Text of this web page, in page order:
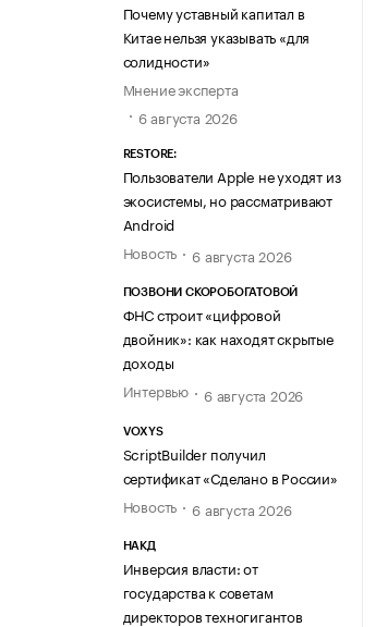
Почему уставный капитал в
Китае нельзя указывать «для
солидности»
Мнение эксперта
6 августа 2026
RESTORE:
Пользователи Apple не уходят из
экосистемы, но рассматривают
Android
Новость
6 августа 2026
ПОЗВОНИ СКОРОБОГАТОВОЙ
ФНС строит «цифровой
двойник»: как находят скрытые
доходы
Интервью
6 августа 2026
VOXYS
ScriptBuilder получил
сертификат «Сделано в России»
Новость
6 августа 2026
НАКД
Инверсия власти: от
государства к советам
директоров техногигантов